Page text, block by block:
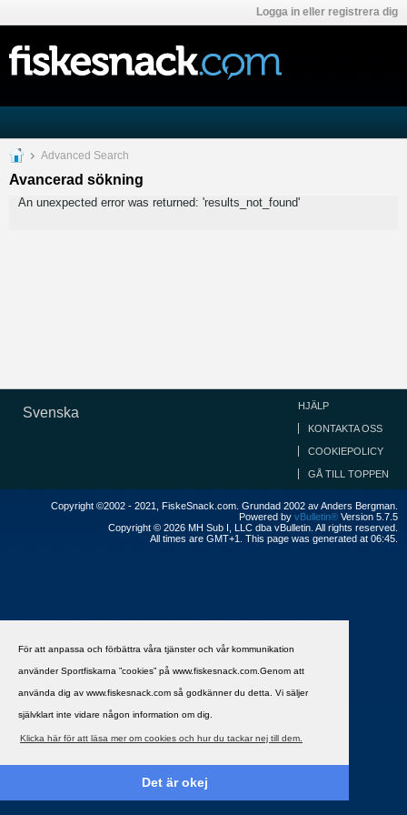
För att anpassa och förbättra våra tjänster och vår kommunikation
använder Sportfiskarna ”cookies” på www.fiskesnack.com.Genom att
använda dig av www.fiskesnack.com så godkänner du detta. Vi säljer
självklart inte vidare någon information om dig.
Klicka här för att läsa mer om cookies och hur du tackar nej till dem.
Det är okej
Logga in eller registrera dig
Advanced Search
Avancerad sökning
An unexpected error was returned: 'results_not_found'
Svenska HJÄLP
KONTAKTA OSS
COOKIEPOLICY
GÅ TILL TOPPEN
Copyright ©2002 - 2021, FiskeSnack.com. Grundad 2002 av Anders Bergman.
Powered by vBulletin® Version 5.7.5
Copyright © 2026 MH Sub I, LLC dba vBulletin. All rights reserved.
All times are GMT+1. This page was generated at 06:45.